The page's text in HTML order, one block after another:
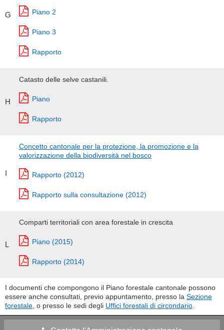
G Piano 2
Piano 3
Rapporto
H
Catasto delle selve castanili.
Piano
Rapporto
I
Concetto cantonale per la protezione, la promozione e la
valorizzazione della biodiversità nel bosco
Rapporto (2012)
Rapporto sulla consultazione (2012)
L
Comparti territoriali con area forestale in crescita
Piano (2015)
Rapporto (2014)
I documenti che compongono il Piano forestale cantonale possono
essere anche consultati, previo appuntamento, presso la Sezione
forestale , o presso le sedi degli Uffici forestali di circondario